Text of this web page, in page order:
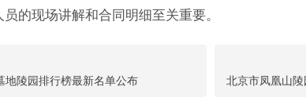
的现场讲解和合同明细至关重要。
地陵园排行榜最新名单公布 北京市凤凰山